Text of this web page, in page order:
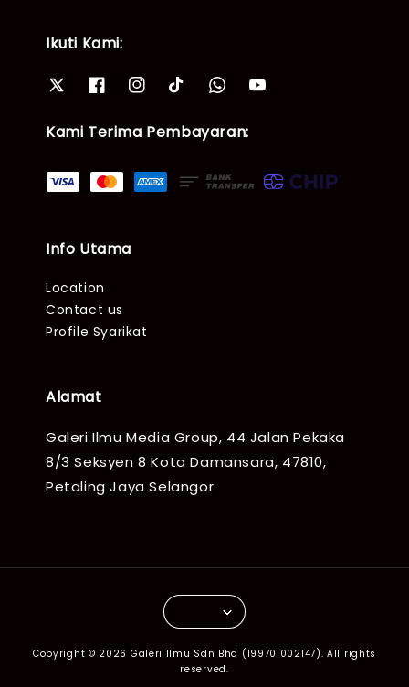
Ikuti Kami:
Kami Terima Pembayaran:
Info Utama
Location
Contact us
Profile Syarikat
Alamat
Galeri Ilmu Media Group, 44 Jalan Pekaka
8/3 Seksyen 8 Kota Damansara, 47810,
Petaling Jaya Selangor
Copyright © 2026 Galeri Ilmu Sdn Bhd (199701002147). All rights
reserved.